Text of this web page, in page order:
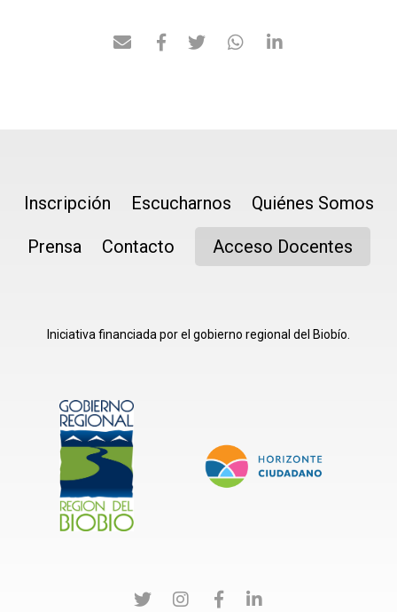
Inscripción Escucharnos Quiénes Somos
Prensa Contacto Acceso Docentes
Iniciativa financiada por el gobierno regional del Biobío.